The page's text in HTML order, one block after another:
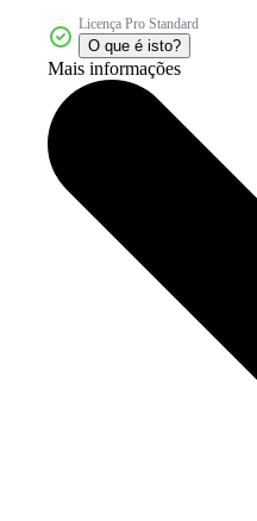
Licença Pro Standard
O que é isto?
Mais informações